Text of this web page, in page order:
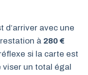
d’arriver avec une
à 280 €
si la carte est
viser un total égal